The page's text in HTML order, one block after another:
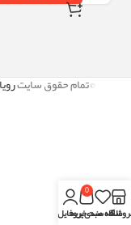
©تمام حقوق سایت
علاقه مندی
0
سبد خریدپروفایل